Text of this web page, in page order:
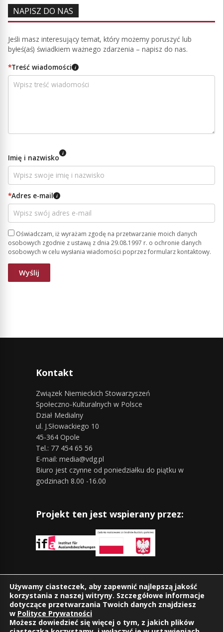
NAPISZ DO NAS
Jeśli masz interesujący temat, który możemy poruszyć lub
byłeś(aś) świadkiem ważnego zdarzenia – napisz do nas.
*Treść wiadomości i
Imię i nazwisko i
*Adres e-mail i
Oświadczam, iż wyrażam zgodę na przetwarzanie moich danych
osobowych zgodnie z ustawą z dnia 29.08.1997 r. o ochronie danych
osobowych w celu wysłania wiadomości poprzez formularz kontaktowy.
Kontakt
Związek Niemieckich Stowarzyszeń
Społeczno-Kulturalnych w Polsce
Dział Medialny
ul. J.Słowackiego 10
45-364 Opole
Tel.: 77 454 65 56
E-mail: media@vdg.pl
Biuro jest czynne od poniedziałku do piątku w
godzinach 8.00 -16.00
Projekt ten jest wspierany przez:
Znajdziesz nas również na:
Używamy ciasteczek, aby zapewnić najlepszą jakość
korzystania z naszej witryny. Szczegółowe informacje
dotyczące przetwarzania Twoich danych znajdziesz
w Polityce Prywatności
Możesz dowiedzieć się więcej o tym, z jakich plików